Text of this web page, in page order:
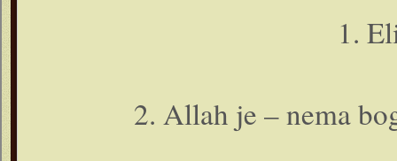
1.
2. Allah je – nema